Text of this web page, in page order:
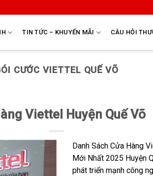
TIN TỨC – KHUYẾN MÃI CÂU HỎI
CƯỚC VIETTEL QUẾ VÕ
Viettel Huyện Quế Võ
Danh Sách Cửa Hàng
Mới Nhất 2025 Huyện
phát triển mạnh công